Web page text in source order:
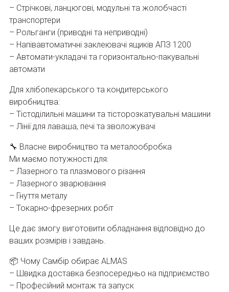
– Стрічкові, ланцюгові, модульні та жолобчасті
транспортери
– Рольганги (приводні та неприводні)
– Напівавтоматичні заклеювачі ящиків АПЗ 1200
– Автомати-укладачі та горизонтально-пакувальні
автомати
Для хлібопекарського та кондитерського
виробництва:
– Тістоділильні машини та тісторозкатувальні машини
– Лінії для лаваша, печі та зволожувачі
🔧 Власне виробництво та металообробка
Ми маємо потужності для:
– Лазерного та плазмового різання
– Лазерного зварювання
– Гнуття металу
– Токарно-фрезерних робіт
Це дає змогу виготовити обладнання відповідно до
ваших розмірів і завдань.
📦 Чому Самбір обирає ALMAS
– Швидка доставка безпосередньо на підприємство
– Професійний монтаж та запуск